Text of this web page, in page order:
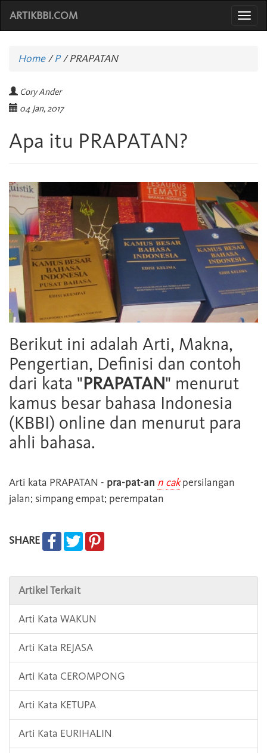
ARTIKBBI.COM
Home/P /PRAPATAN
Cory Ander
04 Jan, 2017
Apa itu PRAPATAN?
Berikut ini adalah Arti, Makna,
Pengertian, Definisi dan contoh
dari kata "PRAPATAN" menurut
kamus besar bahasa Indonesia
(KBBI) online dan menurut para
ahli bahasa.
Arti kata PRAPATAN - pra-pat-an n cakpersilangan
jalan; simpang empat; perempatan
SHARE
Artikel Terkait
Arti Kata WAKUN
Arti Kata REJASA
Arti Kata CEROMPONG
Arti Kata KETUPA
Arti Kata EURIHALIN